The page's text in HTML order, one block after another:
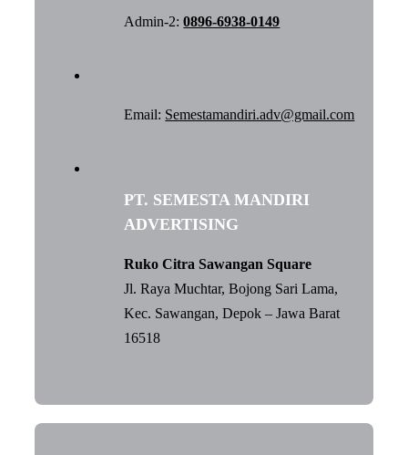
Admin-2:0896-6938-0149
Email: Semestamandiri.adv@gmail.com
PT. SEMESTA MANDIRI
ADVERTISING
Ruko Citra Sawangan Square
Jl. Raya Muchtar, Bojong Sari Lama,
Kec. Sawangan, Depok – Jawa Barat
16518